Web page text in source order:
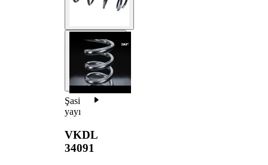
Şasi
yayı
VKDL
34091